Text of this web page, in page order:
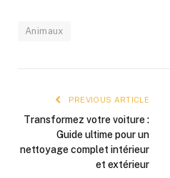
Animaux
PREVIOUS ARTICLE
Transformez votre voiture :
Guide ultime pour un
nettoyage complet intérieur
et extérieur